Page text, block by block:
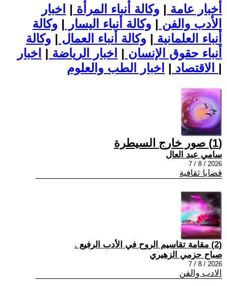
أخبار عامة | وكالة أنباء المرأة | اخبار
الأدب والفن | وكالة أنباء اليسار | وكالة
أنباء العلمانية | وكالة أنباء العمال | وكالة
أنباء حقوق الإنسان | اخبار الرياضة | اخبار
الاقتصاد | |
(1) صور خارج السيطرة
سامي عبد العال
2026 / 8 / 7
قضايا ثقافية
(2) مقامة تقاسيم الروح في الأدب الرفيع .
صباح حزمي الزهيري
2026 / 8 / 7
الادب والفن